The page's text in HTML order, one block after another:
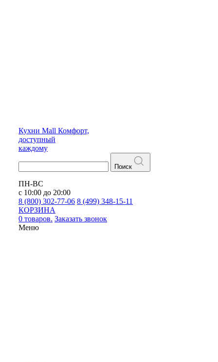
Кухни Mall Комфорт,
доступный
каждому
Поиск
ПН-ВС
с 10:00 до 20:00
8 (800) 302-77-06 8 (499) 348-15-11
КОРЗИНА
0 товаров. Заказать звонок
Меню